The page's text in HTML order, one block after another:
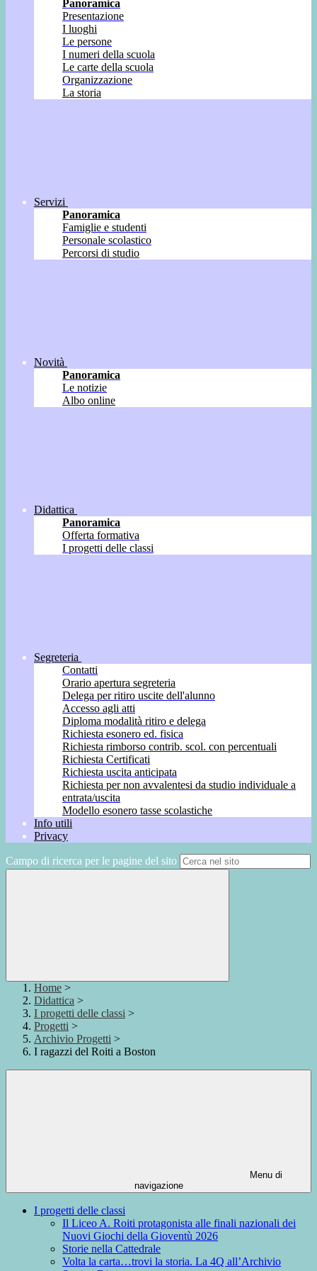
Panoramica
Presentazione
I luoghi
Le persone
I numeri della scuola
Le carte della scuola
Organizzazione
La storia
Servizi
Panoramica
Famiglie e studenti
Personale scolastico
Percorsi di studio
Novità
Panoramica
Le notizie
Albo online
Didattica
Panoramica
Offerta formativa
I progetti delle classi
Segreteria
Contatti
Orario apertura segreteria
Delega per ritiro uscite dell'alunno
Accesso agli atti
Diploma modalità ritiro e delega
Richiesta esonero ed. fisica
Richiesta rimborso contrib. scol. con percentuali
Richiesta Certificati
Richiesta uscita anticipata
Richiesta per non avvalentesi da studio individuale a
entrata/uscita
Modello esonero tasse scolastiche
Info utili
Privacy
Campo di ricerca per le pagine del sito
Home >
Didattica >
I progetti delle classi >
Progetti >
Archivio Progetti >
I ragazzi del Roiti a Boston
Menu di
navigazione
I progetti delle classi
Il Liceo A. Roiti protagonista alle finali nazionali dei
Nuovi Giochi della Gioventù 2026
Storie nella Cattedrale
Volta la carta…trovi la storia. La 4Q all’Archivio